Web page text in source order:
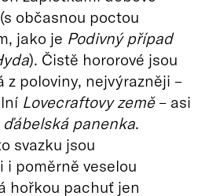
občasnou poctou
jako je Podivný případ
). Čistě hororové jsou
z poloviny, nejvýrazněji –
Lovecraftovy země– asi
ďábelská panenka.
svazku jsou
poměrně veselou
hořkou pachuť jen